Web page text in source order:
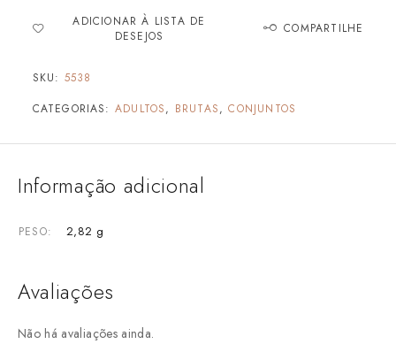
ADICIONAR À LISTA DE
DESEJOS
COMPARTILHE
SKU: 5538
CATEGORIAS: ADULTOS, BRUTAS,CONJUNTOS
Informação adicional
PESO 2,82 g
Avaliações
Não há avaliações ainda.